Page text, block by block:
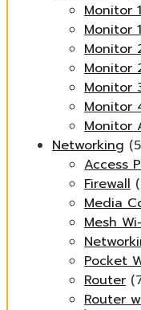
Monitor
Monitor
Monitor
Monitor
Monitor
Monitor
Monitor
Networking
Access
Firewall
Media
Mesh
Pocket
Router
Router